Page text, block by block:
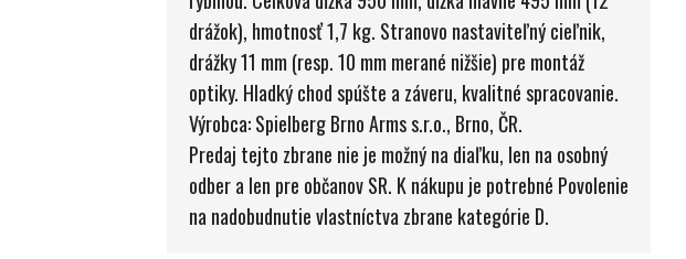
drážok), hmotnosť 1,7 kg. Stranovo nastaviteľný cieľnik,
drážky 11 mm (resp. 10 mm merané nižšie) pre montáž
optiky. Hladký chod spúšte a záveru, kvalitné spracovanie.
Výrobca: Spielberg Brno Arms s.r.o., Brno, ČR.
Predaj tejto zbrane nie je možný na diaľku, len na osobný
odber a len pre občanov SR. K nákupu je potrebné Povolenie
na nadobudnutie vlastníctva zbrane kategórie D.